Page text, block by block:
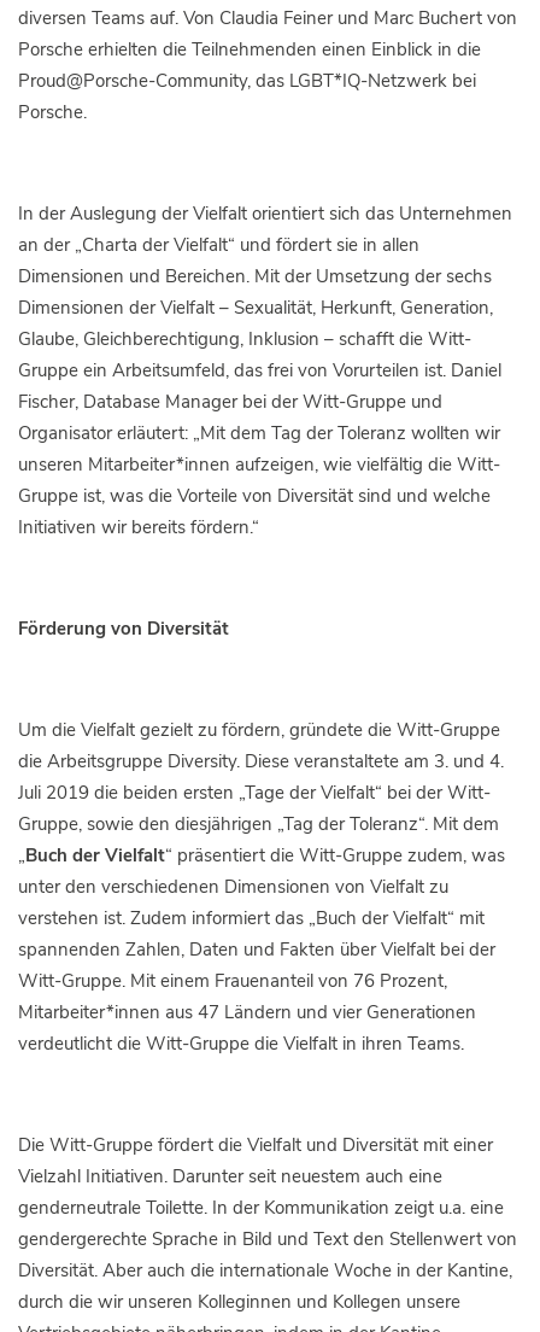
diversen Teams auf. Von Claudia Feiner und Marc Buchert von
Porsche erhielten die Teilnehmenden einen Einblick in die
Proud@Porsche-Community, das LGBT*IQ-Netzwerk bei
Porsche.
In der Auslegung der Vielfalt orientiert sich das Unternehmen
an der „Charta der Vielfalt“ und fördert sie in allen
Dimensionen und Bereichen. Mit der Umsetzung der sechs
Dimensionen der Vielfalt – Sexualität, Herkunft, Generation,
Glaube, Gleichberechtigung, Inklusion – schafft die Witt-
Gruppe ein Arbeitsumfeld, das frei von Vorurteilen ist. Daniel
Fischer, Database Manager bei der Witt-Gruppe und
Organisator erläutert: „Mit dem Tag der Toleranz wollten wir
unseren Mitarbeiter*innen aufzeigen, wie vielfältig die Witt-
Gruppe ist, was die Vorteile von Diversität sind und welche
Initiativen wir bereits fördern.“
Förderung von Diversität
Um die Vielfalt gezielt zu fördern, gründete die Witt-Gruppe
die Arbeitsgruppe Diversity. Diese veranstaltete am 3. und 4.
Juli 2019 die beiden ersten „Tage der Vielfalt“ bei der Witt-
Gruppe, sowie den diesjährigen „Tag der Toleranz“. Mit dem
„Buch der Vielfalt“ präsentiert die Witt-Gruppe zudem, was
unter den verschiedenen Dimensionen von Vielfalt zu
verstehen ist. Zudem informiert das „Buch der Vielfalt“ mit
spannenden Zahlen, Daten und Fakten über Vielfalt bei der
Witt-Gruppe. Mit einem Frauenanteil von 76 Prozent,
Mitarbeiter*innen aus 47 Ländern und vier Generationen
verdeutlicht die Witt-Gruppe die Vielfalt in ihren Teams.
Die Witt-Gruppe fördert die Vielfalt und Diversität mit einer
Vielzahl Initiativen. Darunter seit neuestem auch eine
genderneutrale Toilette. In der Kommunikation zeigt u.a. eine
gendergerechte Sprache in Bild und Text den Stellenwert von
Diversität. Aber auch die internationale Woche in der Kantine,
durch die wir unseren Kolleginnen und Kollegen unsere